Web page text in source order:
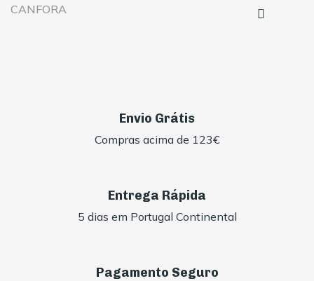
CANFORA

Envio Grátis
Compras acima de 123€
Entrega Rápida
5 dias em Portugal Continental
Pagamento Seguro